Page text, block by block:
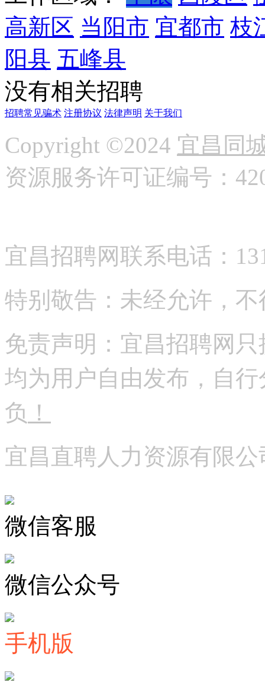
高新区 当阳市 宜都市 枝
阳县 五峰县
没有相关招聘
招聘常见骗术 注册协议 法律声明 关于我们
Copyright ©2024 宜昌同
资源服务许可证编号：
宜昌招聘网联系电话：
特别敬告：未经允许，
免责声明：宜昌招聘网
均为用户自由发布，自
负 ！
宜昌直聘人力资源有限
微信客服
微信公众号
手机版